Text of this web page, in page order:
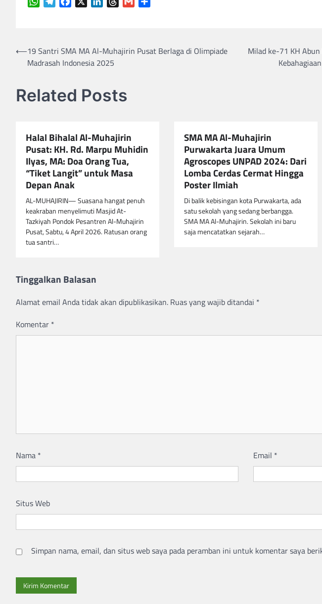
Navigasi
pos
⟵19 Santri SMA MA Al-Muhajirin Pusat Berlaga di Olimpiade
Madrasah Indonesia 2025
Milad ke-71 KH
Related Posts
Halal Bihalal Al-Muhajirin
Pusat: KH. Rd. Marpu Muhidin
Ilyas, MA: Doa Orang Tua,
“Tiket Langit” untuk Masa
Depan Anak
AL-MUHAJIRIN— Suasana hangat penuh
keakraban menyelimuti Masjid At-
Tazkiyah Pondok Pesantren Al-Muhajirin
Pusat, Sabtu, 4 April 2026. Ratusan orang
tua santri…
SMA MA Al-Muhajirin
Purwakarta Juara Umum
Agroscopes UNPAD 2024: Dari
Lomba Cerdas Cermat Hingga
Poster Ilmiah
Di balik kebisingan kota Purwakarta, ada
satu sekolah yang sedang berbangga.
SMA MA Al-Muhajirin. Sekolah ini baru
saja mencatatkan sejarah…
Tinggalkan Balasan
Alamat email Anda tidak akan dipublikasikan. Ruas yang wajib ditandai *
Komentar *
Nama * Email *
Situs Web
Simpan nama, email, dan situs web saya pada peramban ini untuk komentar saya